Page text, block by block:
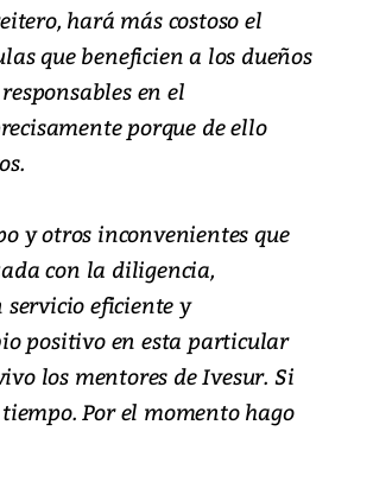
hará más costoso el
que beneficien a los dueños
en el
porque de ello
y otros inconvenientes que
con la diligencia,
eficiente y
positivo en esta particular
los mentores de Ivesur. Si
Por el momento hago